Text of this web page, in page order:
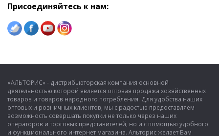
Присоединяйтесь к нам:
«АЛЬТОРИС» - дистрибьюторская компания основной
деятельностью которой является оптовая продажа хозяйственных
товаров и товаров народного потребления. Для удобства наших
оптовых и розничных клиентов, мы с радостью предоставляем
возможность совершать покупки не только через наших
операторов и торговых представителей, но и с помощью удобного
и функционального интернет магазина. Альторис желает Вам